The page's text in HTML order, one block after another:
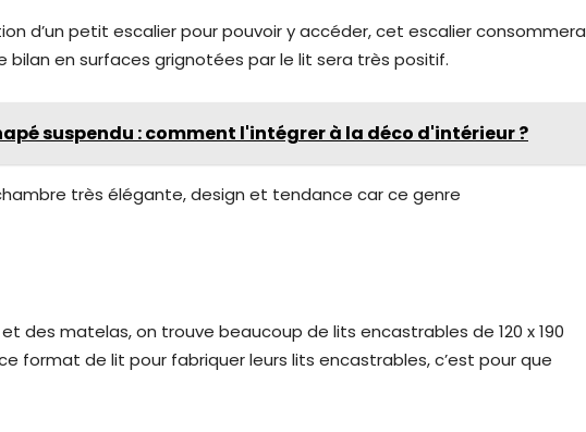
d’un petit escalier pour pouvoir y accéder, cet escalier consommera
bilan en surfaces grignotées par le lit sera très positif.
suspendu : comment l'intégrer à la déco d'intérieur ?
très élégante, design et tendance car ce genre
des matelas, on trouve beaucoup de lits encastrables de 120 x 190
format de lit pour fabriquer leurs lits encastrables, c’est pour que